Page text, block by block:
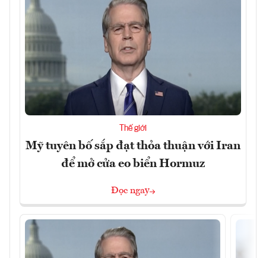
Thế giới
Mỹ tuyên bố sắp đạt thỏa thuận với Iran
để mở cửa eo biển Hormuz
Đọc ngay